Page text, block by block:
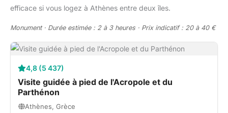
efficace si vous logez à Athènes entre deux îles.
Monument · Durée estimée : 2 à 3 heures · Prix indicatif : 20 à 40 €
4,8 (5 437)
Visite guidée à pied de l'Acropole et du
Parthénon
Athènes, Grèce